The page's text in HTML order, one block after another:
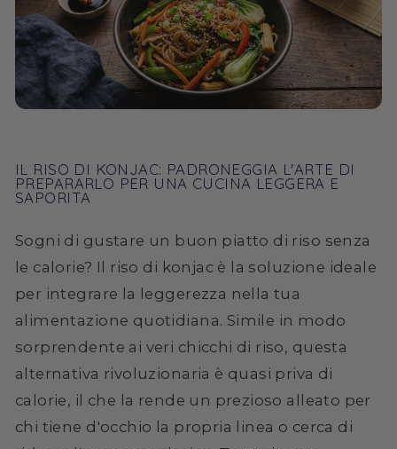
IL RISO DI KONJAC: PADRONEGGIA L'ARTE DI
PREPARARLO PER UNA CUCINA LEGGERA E
SAPORITA
Sogni di gustare un buon piatto di riso senza
le calorie? Il riso di konjac è la soluzione ideale
per integrare la leggerezza nella tua
alimentazione quotidiana. Simile in modo
sorprendente ai veri chicchi di riso, questa
alternativa rivoluzionaria è quasi priva di
calorie, il che la rende un prezioso alleato per
chi tiene d'occhio la propria linea o cerca di